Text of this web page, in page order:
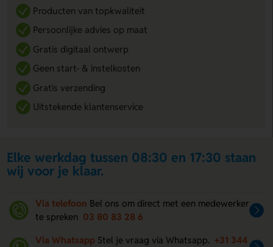
Producten van topkwaliteit
Persoonlijke advies op maat
Gratis digitaal ontwerp
Geen start- & instelkosten
Gratis verzending
Uitstekende klantenservice
Elke werkdag tussen 08:30 en 17:30 staan
wij voor je klaar.
Via telefoon Bel ons om direct met een medewerker
te spreken 03 80 83 28 6
Via Whatsapp Stel je vraag via Whatsapp. +31 344